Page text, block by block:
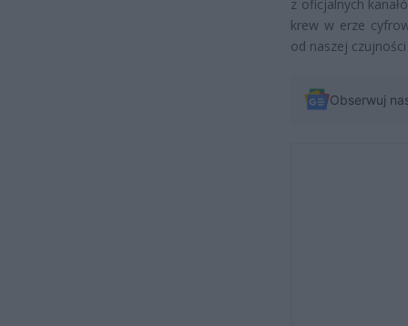
z oficjalnych
krew w erze
od naszej
Obserwuj